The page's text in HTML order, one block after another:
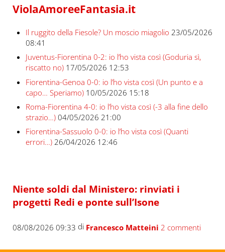
ViolaAmoreeFantasia.it
Il ruggito della Fiesole? Un moscio miagolio 23/05/2026
08:41
Juventus-Fiorentina 0-2: io l’ho vista così (Goduria sì,
riscatto no) 17/05/2026 12:53
Fiorentina-Genoa 0-0: io l’ho vista così (Un punto e a
capo… Speriamo) 10/05/2026 15:18
Roma-Fiorentina 4-0: io l’ho vista così (-3 alla fine dello
strazio…) 04/05/2026 21:00
Fiorentina-Sassuolo 0-0: io l’ho vista così (Quanti
errori…) 26/04/2026 12:46
Niente soldi dal Ministero: rinviati i
progetti Redi e ponte sull’Isone
08/08/2026 09:33 di Francesco Matteini 2 commenti